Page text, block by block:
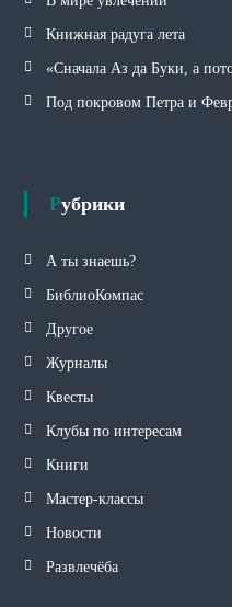
Книжная радуга лета
«Сначала Аз да Буки, а
Под покровом Петра и
Рубрики
А ты знаешь?
БиблиоКомпас
Другое
Журналы
Квесты
Клубы по интересам
Книги
Мастер-классы
Новости
Развлечёба